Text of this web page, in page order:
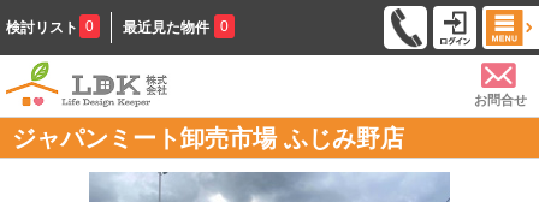
検討リスト 0 最近見た物件 0
お問合せ
ジャパンミート卸売市場 ふじみ野店